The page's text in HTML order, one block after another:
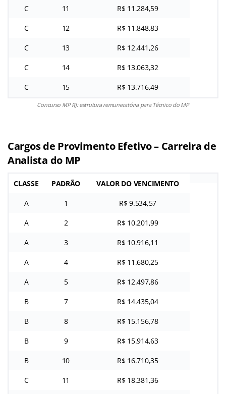
C 11 R$ 11.284,59
C 12 R$ 11.848,83
C 13 R$ 12.441,26
C 14 R$ 13.063,32
C 15 R$ 13.716,49
Concurso MP RJ: estrutura remuneratória para Técnico do MP
Cargos de Provimento Efetivo – Carreira de
Analista do MP
CLASSE PADRÃO VALOR DO VENCIMENTO
A 1 R$ 9.534,57
A 2 R$ 10.201,99
A 3 R$ 10.916,11
A 4 R$ 11.680,25
A 5 R$ 12.497,86
B 7 R$ 14.435,04
B 8 R$ 15.156,78
B 9 R$ 15.914,63
B 10 R$ 16.710,35
C 11 R$ 18.381,36